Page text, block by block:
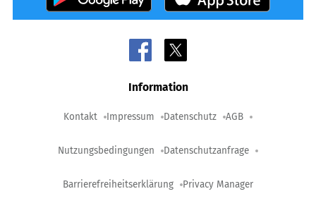
Information
Kontakt Impressum Datenschutz AGB
Nutzungsbedingungen Datenschutzanfrage
Barrierefreiheitserklärung Privacy Manager